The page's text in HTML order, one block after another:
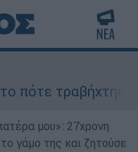
τραβήχτηκε
μου»: 27χρονη
γάμο της και ζητούσε